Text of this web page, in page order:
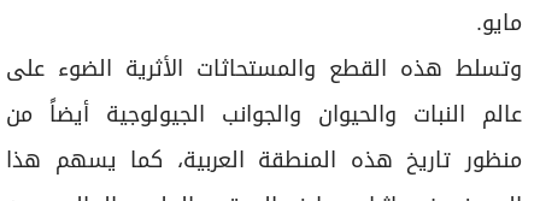
مايو.
وتسلط هذه القطع والمستحاثات الأثرية الضوء على
عالم النبات والحيوان والجوانب الجيولوجية أيضاً من
منظور تاريخ هذه المنطقة العربية، كما يسهم هذا